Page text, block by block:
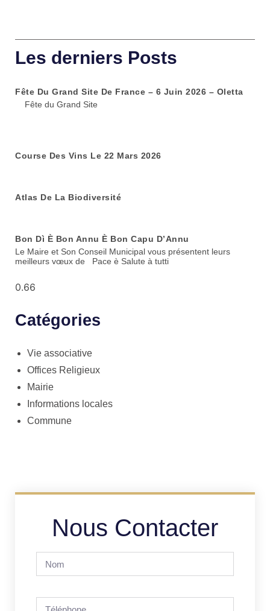
Les derniers Posts
Fête Du Grand Site De France – 6 Juin 2026 – Oletta
Fête du Grand Site
Course Des Vins Le 22 Mars 2026
Atlas De La Biodiversité
Bon Dì È Bon Annu È Bon Capu D’Annu
Le Maire et Son Conseil Municipal vous présentent leurs
meilleurs vœux de Pace è Salute à tutti
Catégories
Vie associative
Offices Religieux
Mairie
Informations locales
Commune
Nous Contacter